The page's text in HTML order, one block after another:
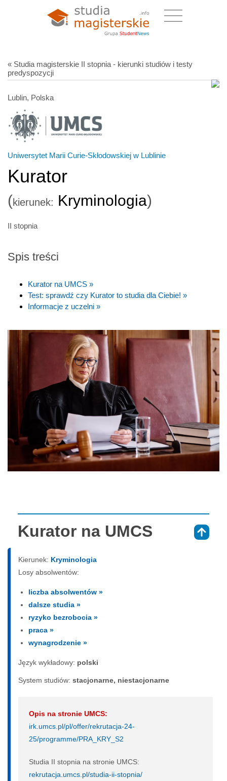
« Studia magisterskie II stopnia - kierunki studiów i testy
predyspozycji
Lublin, Polska
Uniwersytet Marii Curie-Skłodowskiej w Lublinie
Kurator
(kierunek: Kryminologia)
II stopnia
Spis treści
Kurator na UMCS »
Test: sprawdź czy Kurator to studia dla Ciebie! »
Informacje z uczelni »
Kurator na UMCS
Kierunek: Kryminologia
Losy absolwentów:
liczba absolwentów »
dalsze studia »
ryzyko bezrobocia »
praca »
wynagrodzenie »
Język wykładowy: polski
System studiów: sta­cjo­nar­ne, nie­sta­cjo­nar­ne
Opis na stronie UMCS:
irk.umcs.pl/pl/offer/rekrutacja-24-
25/programme/PRA_KRY_S2
Studia II stopnia na stronie UMCS:
rekrutacja.umcs.pl/studia-ii-stopnia/